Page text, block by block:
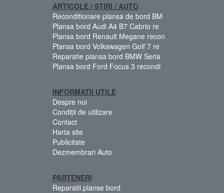
ARTICOLE / STIRI / AUTO
Reconditionare plansa de bord BM
Plansa bord Audi A4 B7 Cabrio re
Plansa bord Renault Megane recon
Plansa bord Volkswagen Golf 7 re
Reparatie plansa bord BMW Seria
Plansa bord Ford Focus 3 recondi
INFORMATII UTILE
Despre noi
Condiții de utilizare
Contact
Harta site
Publicitate
Dezmembrari Auto
PARTENERI
Reparatii planse bord